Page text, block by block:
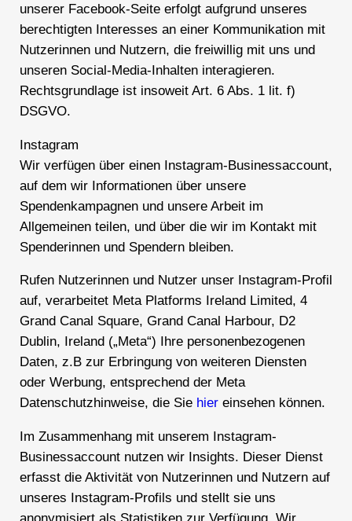
unserer Facebook-Seite erfolgt aufgrund unseres
berechtigten Interesses an einer Kommunikation mit
Nutzerinnen und Nutzern, die freiwillig mit uns und
unseren Social-Media-Inhalten interagieren.
Rechtsgrundlage ist insoweit Art. 6 Abs. 1 lit. f)
DSGVO.
Instagram
Wir verfügen über einen Instagram-Businessaccount,
auf dem wir Informationen über unsere
Spendenkampagnen und unsere Arbeit im
Allgemeinen teilen, und über die wir im Kontakt mit
Spenderinnen und Spendern bleiben.
Rufen Nutzerinnen und Nutzer unser Instagram-Profil
auf, verarbeitet Meta Platforms Ireland Limited, 4
Grand Canal Square, Grand Canal Harbour, D2
Dublin, Ireland („Meta“) Ihre personenbezogenen
Daten, z.B zur Erbringung von weiteren Diensten
oder Werbung, entsprechend der Meta
Datenschutzhinweise, die Sie hier einsehen können.
Im Zusammenhang mit unserem Instagram-
Businessaccount nutzen wir Insights. Dieser Dienst
erfasst die Aktivität von Nutzerinnen und Nutzern auf
unseres Instagram-Profils und stellt sie uns